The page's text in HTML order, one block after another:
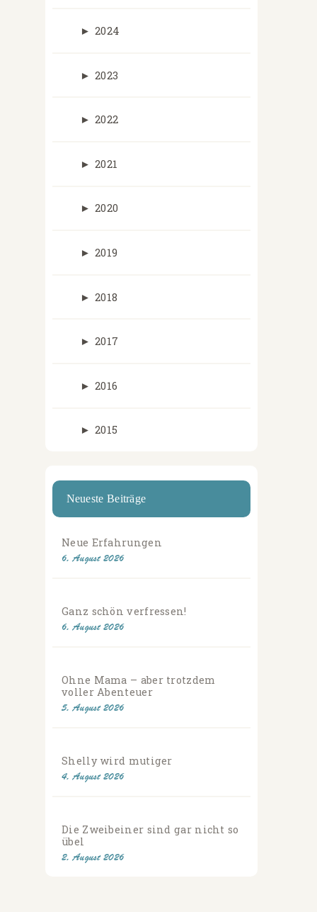
► 2024
► 2023
► 2022
► 2021
► 2020
► 2019
► 2018
► 2017
► 2016
► 2015
Neueste Beiträge
Neue Erfahrungen
6. August 2026
Ganz schön verfressen!
6. August 2026
Ohne Mama – aber trotzdem
voller Abenteuer
5. August 2026
Shelly wird mutiger
4. August 2026
Die Zweibeiner sind gar nicht so
übel
2. August 2026